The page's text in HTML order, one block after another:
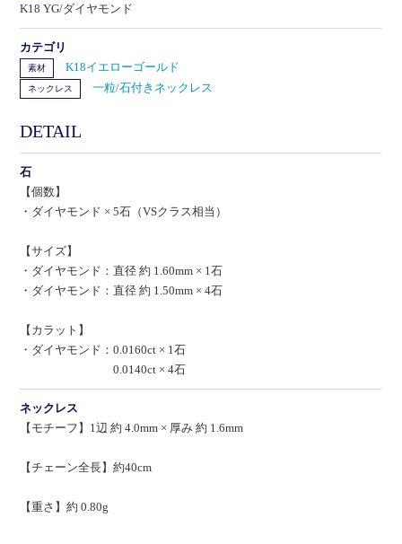
K18 YG/ダイヤモンド
カテゴリ
素材 K18イエローゴールド
ネックレス 一粒/石付きネックレス
DETAIL
石
【個数】
・ダイヤモンド × 5石（VSクラス相当）
【サイズ】
・ダイヤモンド：直径 約 1.60mm × 1石
・ダイヤモンド：直径 約 1.50mm × 4石
【カラット】
・ダイヤモンド：0.0160ct × 1石
0.0140ct × 4石
ネックレス
【モチーフ】1辺 約 4.0mm × 厚み 約 1.6mm
【チェーン全長】約40cm
【重さ】約 0.80g